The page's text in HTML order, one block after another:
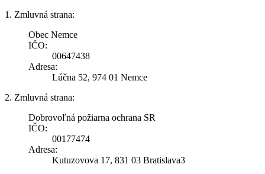
1. Zmluvná strana:
Obec Nemce
IČO:
00647438
Adresa:
Lúčna 52, 974 01 Nemce
2. Zmluvná strana:
Dobrovoľná požiarna ochrana SR
IČO:
00177474
Adresa:
Kutuzovova 17, 831 03 Bratislava3